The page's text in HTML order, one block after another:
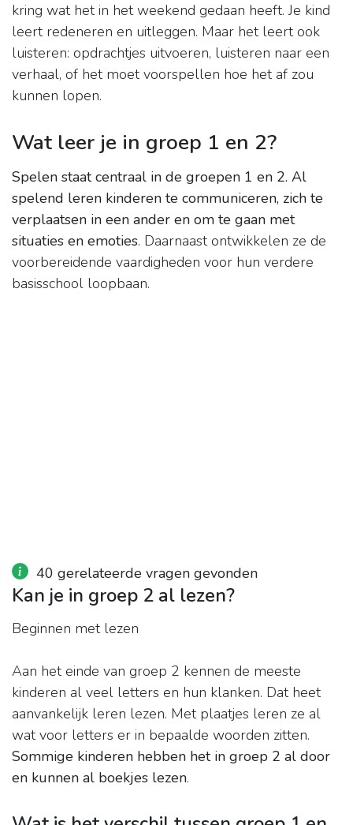
kring wat het in het weekend gedaan heeft. Je kind
leert redeneren en uitleggen. Maar het leert ook
luisteren: opdrachtjes uitvoeren, luisteren naar een
verhaal, of het moet voorspellen hoe het af zou
kunnen lopen.
Wat leer je in groep 1 en 2?
Spelen staat centraal in de groepen 1 en 2. Al
spelend leren kinderen te communiceren, zich te
verplaatsen in een ander en om te gaan met
situaties en emoties. Daarnaast ontwikkelen ze de
voorbereidende vaardigheden voor hun verdere
basisschool loopbaan.
40 gerelateerde vragen gevonden
Kan je in groep 2 al lezen?
Beginnen met lezen
Aan het einde van groep 2 kennen de meeste
kinderen al veel letters en hun klanken. Dat heet
aanvankelijk leren lezen. Met plaatjes leren ze al
wat voor letters er in bepaalde woorden zitten.
Sommige kinderen hebben het in groep 2 al door
en kunnen al boekjes lezen.